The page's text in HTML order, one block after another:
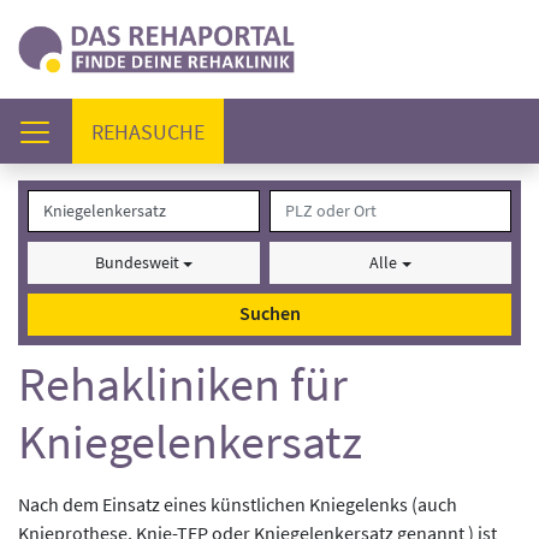
REHASUCHE(AKTUELL)
Bundesweit Alle
Suchen
Rehakliniken für
Kniegelenkersatz
Nach dem Einsatz eines künstlichen Kniegelenks (auch
Knieprothese, Knie-TEP oder Kniegelenkersatz genannt ) ist